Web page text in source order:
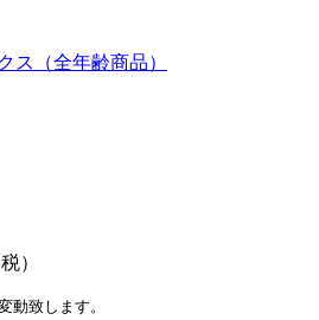
ス（全年齢商品）
）
動致します。